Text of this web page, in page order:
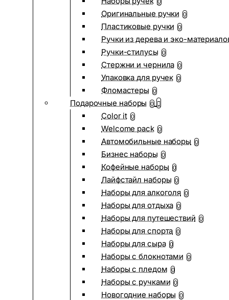
0
Оригинальные ручки 0
Пластиковые ручки 0
Ручки из дерева и эко-
Ручки-стилусы 0
Стержни и чернила 0
Упаковка для ручек 0
Фломастеры 0
Подарочные наборы 0
Color it 0
Welcome pack 0
Автомобильные наборы 0
Бизнес наборы 0
Кофейные наборы 0
Лайфстайл наборы 0
Наборы для алкоголя 0
Наборы для отдыха 0
Наборы для путешествий 0
Наборы для спорта 0
Наборы для сыра 0
Наборы с блокнотами 0
Наборы с пледом 0
Наборы с ручками 0
Новогодние наборы 0